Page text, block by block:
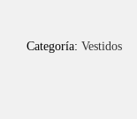
Categoría: Vestidos